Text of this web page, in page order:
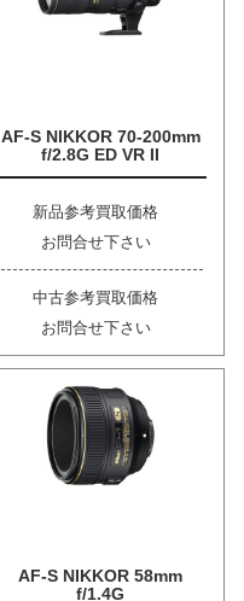
AF-S NIKKOR 70-200mm
f/2.8G ED VR II
新品参考買取価格
お問合せ下さい
中古参考買取価格
お問合せ下さい
AF-S NIKKOR 58mm
f/1.4G